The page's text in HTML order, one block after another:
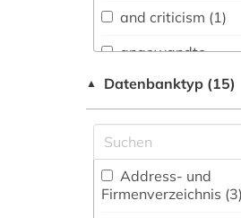
Anglistik.
Amerikanistik (7)
Vermessungswesen
(45)
Biologie,
Biotechnologie (66)
and criticism (1)
angewandte
angewandte
mathematik (1)
angewandte
wissenschaften (1)
▲ Datenbanktyp (15)
Address- und
Firmenverzeichnis (3)